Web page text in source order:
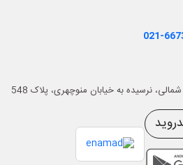
021-
نرسیده به خیابان منوچهری، پلاک 548